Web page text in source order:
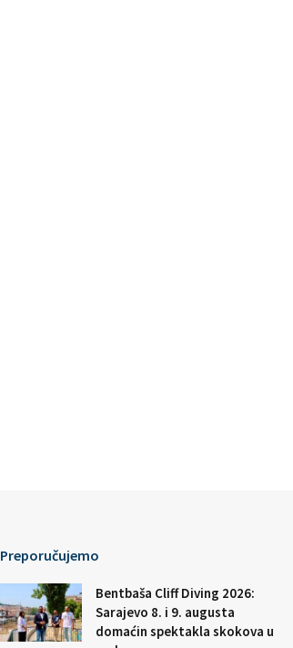
Preporučujemo
Bentbaša Cliff Diving 2026:
Sarajevo 8. i 9. augusta
domaćin spektakla skokova u